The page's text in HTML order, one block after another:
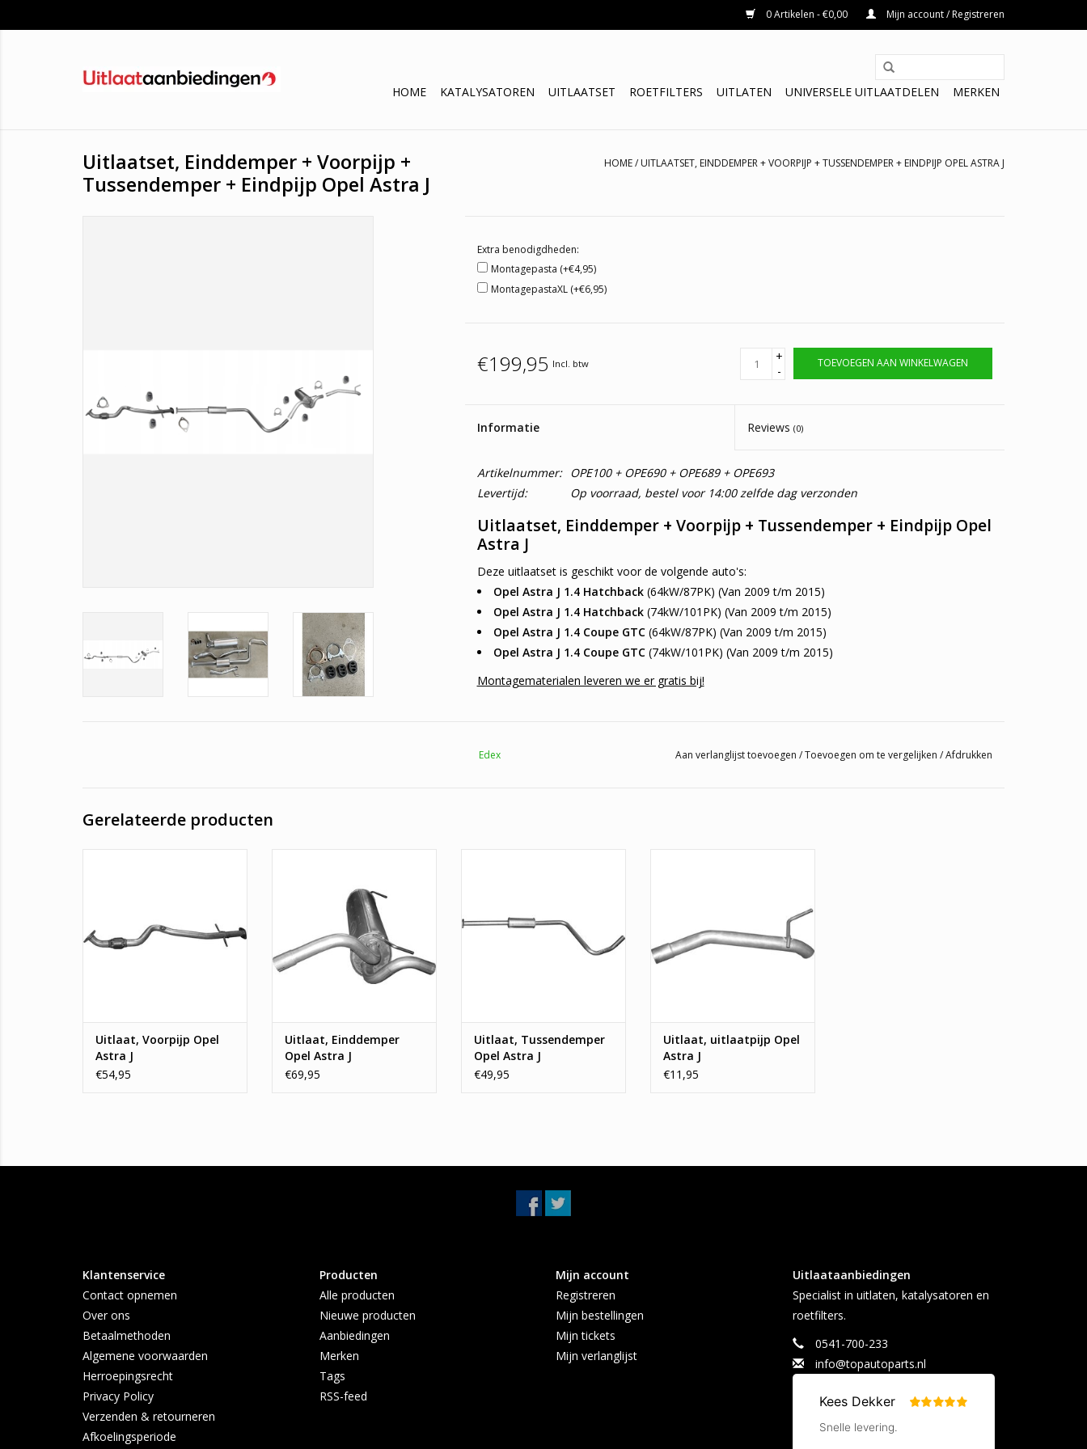
0 Artikelen - €0,00 Mijn account / Registreren
HOME KATALYSATOREN UITLAATSET ROETFILTERS UITLATEN UNIVERSELE UITLAATDELEN MERKEN
Uitlaatset, Einddemper + Voorpijp +
Tussendemper + Eindpijp Opel Astra J
HOME/ UITLAATSET, EINDDEMPER + VOORPIJP + TUSSENDEMPER + EINDPIJP OPEL ASTRA J
Extra benodigdheden:
Montagepasta (+€4,95)
MontagepastaXL (+€6,95)
€199,95 Incl. btw
+
-
TOEVOEGEN AAN WINKELWAGEN
Informatie Reviews(0)
Artikelnummer:
OPE100 + OPE690 + OPE689 + OPE693
Levertijd:
Op voorraad, bestel voor 14:00 zelfde dag verzonden
Uitlaatset, Einddemper + Voorpijp + Tussendemper + Eindpijp Opel
Astra J
Deze uitlaatset is geschikt voor de volgende auto's:
Opel Astra J 1.4 Hatchback(64kW/87PK) (Van 2009 t/m 2015)
Opel Astra J 1.4 Hatchback(74kW/101PK) (Van 2009 t/m 2015)
Opel Astra J 1.4 Coupe GTC(64kW/87PK) (Van 2009 t/m 2015)
Opel Astra J 1.4 Coupe GTC(74kW/101PK) (Van 2009 t/m 2015)
Montagematerialen leveren we er gratis bij!
Edex Aan verlanglijst toevoegen /Toevoegen om te vergelijken /Afdrukken
Gerelateerde producten
Uitlaat, Voorpijp Opel
Astra J
€54,95
Uitlaat, Einddemper
Opel Astra J
€69,95
Uitlaat, Tussendemper
Opel Astra J
€49,95
Uitlaat, uitlaatpijp Opel
Astra J
€11,95
Klantenservice
Contact opnemen
Over ons
Betaalmethoden
Algemene voorwaarden
Herroepingsrecht
Privacy Policy
Verzenden & retourneren
Afkoelingsperiode
Producten
Alle producten
Nieuwe producten
Aanbiedingen
Merken
Tags
RSS-feed
Mijn account
Registreren
Mijn bestellingen
Mijn tickets
Mijn verlanglijst
Uitlaataanbiedingen
Specialist in uitlaten, katalysatoren en
roetfilters.
0541-700-233
info@topautoparts.nl